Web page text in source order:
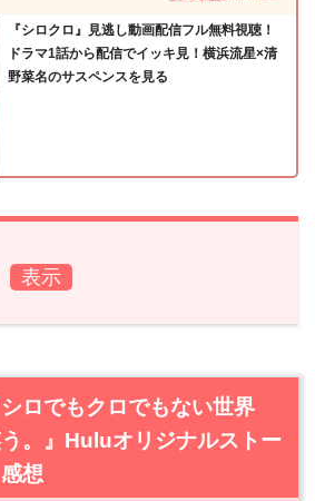
『シロクロ』見逃し動画配信フル無料視聴！
ドラマ1話から配信でイッキ見！横浜流星×清
野菜名のサスペンスを見る
ロでもクロでもない世界で、パンダは
を待っている
）の悩み
シロでもクロでもない世界
。』Huluオリジナルストー
想